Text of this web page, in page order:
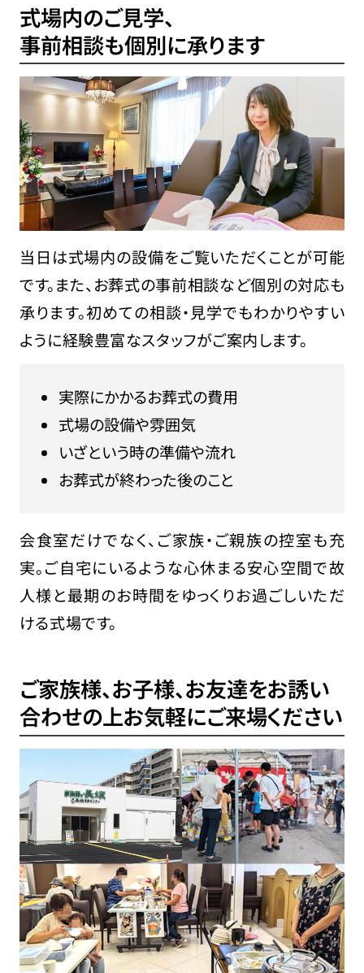
式場内のご見学、
事前相談も個別に承ります
当日は式場内の設備をご覧いただくことが可能
です。また、お葬式の事前相談など個別の対応も
承ります。初めての相談・見学でもわかりやすい
ように経験豊富なスタッフがご案内します。
実際にかかるお葬式の費用
式場の設備や雰囲気
いざという時の準備や流れ
お葬式が終わった後のこと
会食室だけでなく、ご家族・ご親族の控室も充
実。ご自宅にいるような心休まる安心空間で故
人様と最期のお時間をゆっくりお過ごしいただ
ける式場です。
ご家族様、お子様、お友達をお誘い
合わせの上お気軽にご来場ください